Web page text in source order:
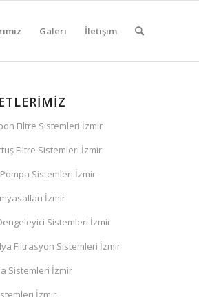
Galeri İletişim
Filtre Sistemleri İzmir
Filtre Sistemleri İzmir
Sistemleri İzmir
İzmir
Sistemleri İzmir
Filtrasyon Sistemleri İzmir
Sistemleri İzmir
İzmir